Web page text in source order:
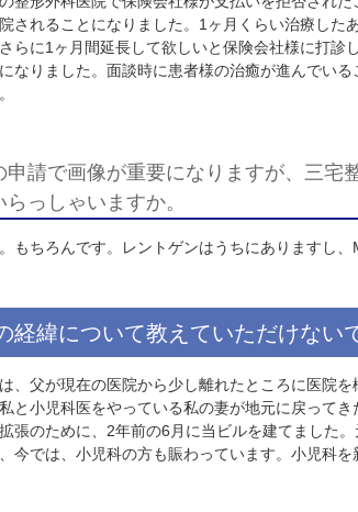
交通事故患者様にそこまでやってくださる
そうですね。あまりないと思います
すか。
もちろん、同級生ということもありますが
患者様の治療の段階について話は
私自身も三宅整形さんに通っていて、来
よその整形外科医院で保険会社様が支払
に通院されることになりました。1 ヶ月く
期をさらに1ヶ月間延長して欲しいと保険
ことになりました。面談時に患者様の治